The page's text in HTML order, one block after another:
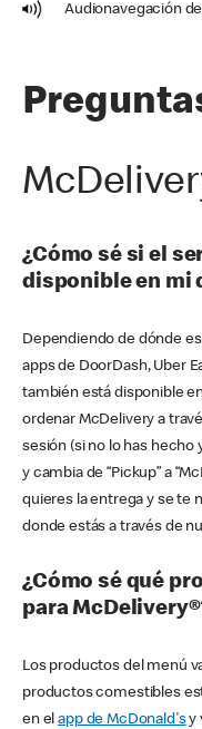
Audionavegación
¿Cómo sé si el
disponible en mi
Dependiendo de dónde
apps de DoorDash, Uber
también está disponible
ordenar McDelivery a
sesión (si no lo has hecho
y cambia de “Pickup” a
quieres la entrega y se te
donde estás a través de
¿Cómo sé qué
para
Los productos del menú
productos comestibles
en elapp de McDonald'sy